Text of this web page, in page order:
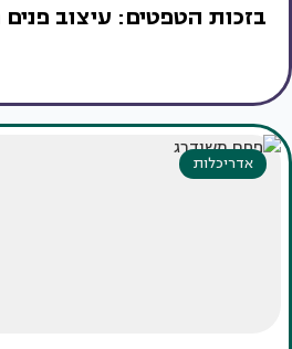
בזכות הטפטים: עיצוב
אדריכלות